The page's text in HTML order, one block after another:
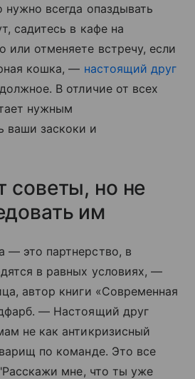
нужно всегда опаздывать
садитесь в кафе на
или отменяете встречу, если
кошка, — настоящий друг
В отличие от всех
нужным
ваши заскоки и
советы, но не
им
— это партнерство, в
в равных условиях, —
автор книги «Современная
— Настоящий друг
не как антикризисный
по команде. Это все
мне, что ты уже